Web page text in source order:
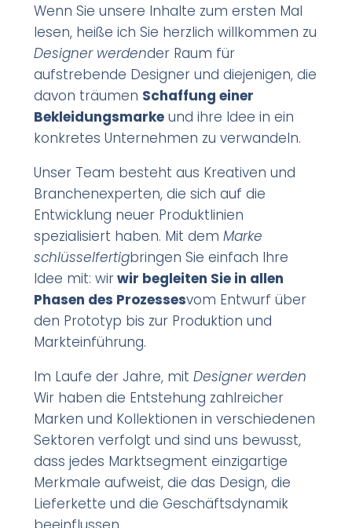
Wenn Sie unsere Inhalte zum ersten Mal
lesen, heiße ich Sie herzlich willkommen zu
Designer werdender Raum für
aufstrebende Designer und diejenigen, die
davon träumen Schaffung einer
Bekleidungsmarkeund ihre Idee in ein
konkretes Unternehmen zu verwandeln.
Unser Team besteht aus Kreativen und
Branchenexperten, die sich auf die
Entwicklung neuer Produktlinien
spezialisiert haben. Mit dem Marke
schlüsselfertigbringen Sie einfach Ihre
Idee mit: wirwir begleiten Sie in allen
Phasen des Prozessesvom Entwurf über
den Prototyp bis zur Produktion und
Markteinführung.
Im Laufe der Jahre, mit Designer werden
Wir haben die Entstehung zahlreicher
Marken und Kollektionen in verschiedenen
Sektoren verfolgt und sind uns bewusst,
dass jedes Marktsegment einzigartige
Merkmale aufweist, die das Design, die
Lieferkette und die Geschäftsdynamik